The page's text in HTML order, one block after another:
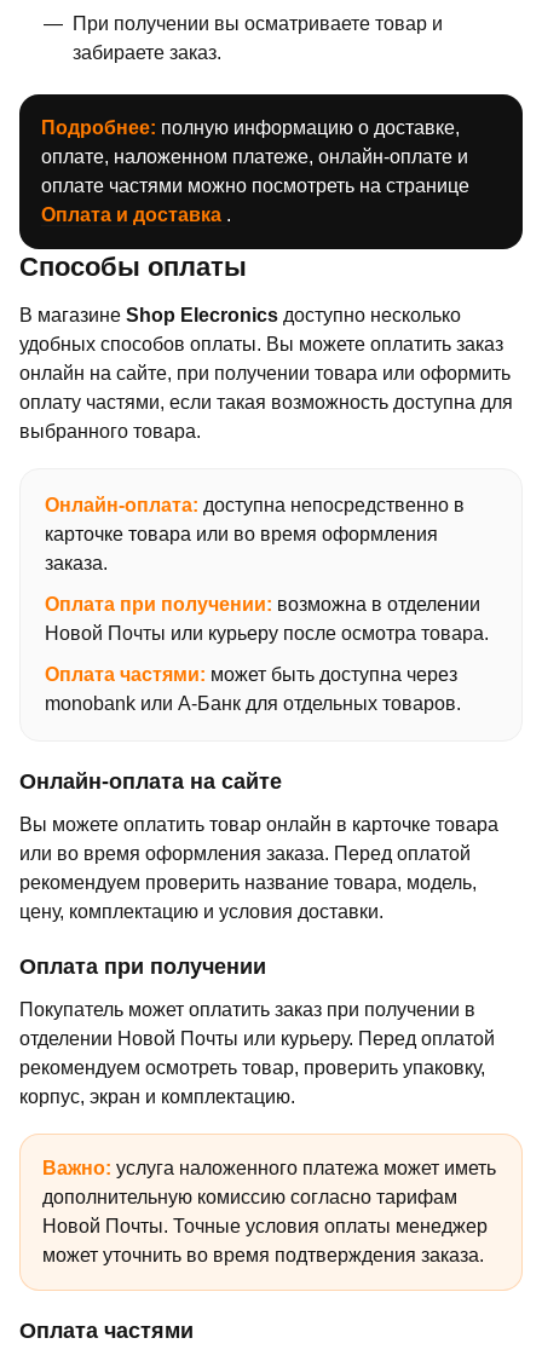
При получении вы осматриваете товар и
забираете заказ.
Подробнее: полную информацию о доставке,
оплате, наложенном платеже, онлайн-оплате и
оплате частями можно посмотреть на странице
Оплата и доставка .
Способы оплаты
В магазине Shop Elecronics доступно несколько
удобных способов оплаты. Вы можете оплатить заказ
онлайн на сайте, при получении товара или оформить
оплату частями, если такая возможность доступна для
выбранного товара.
Онлайн-оплата: доступна непосредственно в
карточке товара или во время оформления
заказа.
Оплата при получении: возможна в отделении
Новой Почты или курьеру после осмотра товара.
Оплата частями: может быть доступна через
monobank или А-Банк для отдельных товаров.
Онлайн-оплата на сайте
Вы можете оплатить товар онлайн в карточке товара
или во время оформления заказа. Перед оплатой
рекомендуем проверить название товара, модель,
цену, комплектацию и условия доставки.
Оплата при получении
Покупатель может оплатить заказ при получении в
отделении Новой Почты или курьеру. Перед оплатой
рекомендуем осмотреть товар, проверить упаковку,
корпус, экран и комплектацию.
Важно: услуга наложенного платежа может иметь
дополнительную комиссию согласно тарифам
Новой Почты. Точные условия оплаты менеджер
может уточнить во время подтверждения заказа.
Оплата частями